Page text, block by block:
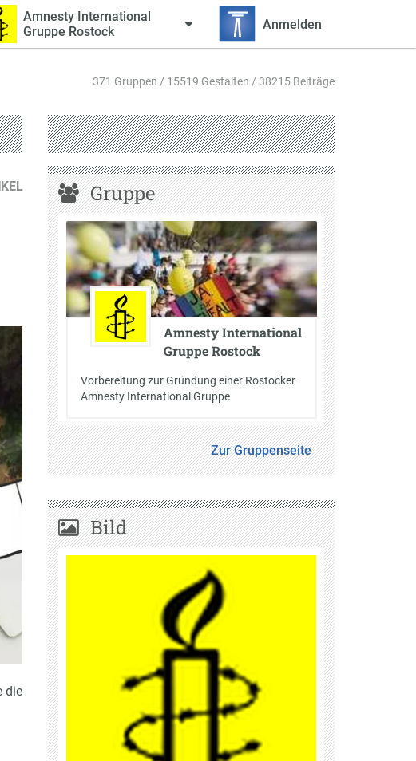
Amnesty International
Gruppe Rostock
Anmelden
371 Gruppen / 15519 Gestalten / 38215 Beiträge
die
Gruppe
Amnesty International
Gruppe Rostock
Vorbereitung zur Gründung einer Rostocker
Amnesty International Gruppe
Zur Gruppenseite
Bild